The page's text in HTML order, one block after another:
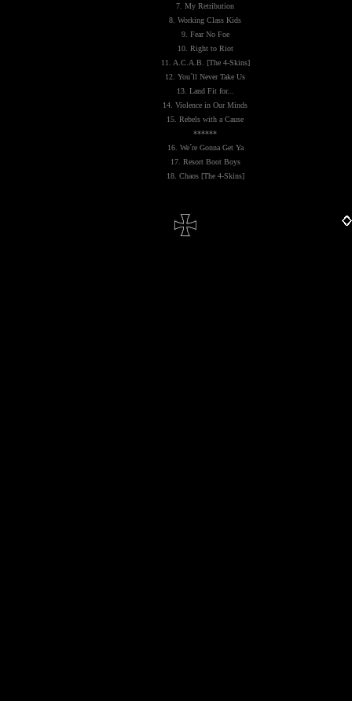
7. My Retribution
8. Working Class Kids
9. Fear No Foe
10. Right to Riot
11. A.C.A.B. [The 4-Skins]
12. You´ll Never Take Us
13. Land Fit for...
14. Violence in Our Minds
15. Rebels with a Cause
******
16. We´re Gonna Get Ya
17. Resort Boot Boys
18. Chaos [The 4-Skins]